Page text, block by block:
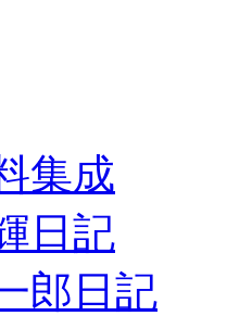
集成
日記
郎日記